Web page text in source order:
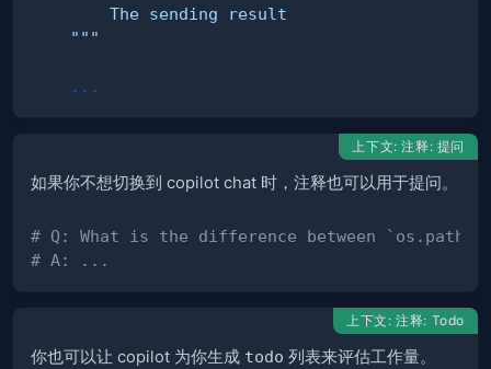
    """
. . .
上下文: 注释: 提问
如果你不想切换到 copilot chat 时，注释也可以用于提问。
# Q: What is the difference between
# A: ...
上下文: 注释: Todo
你也可以让 copilot 为你生成 todo 列表来评估工作量。